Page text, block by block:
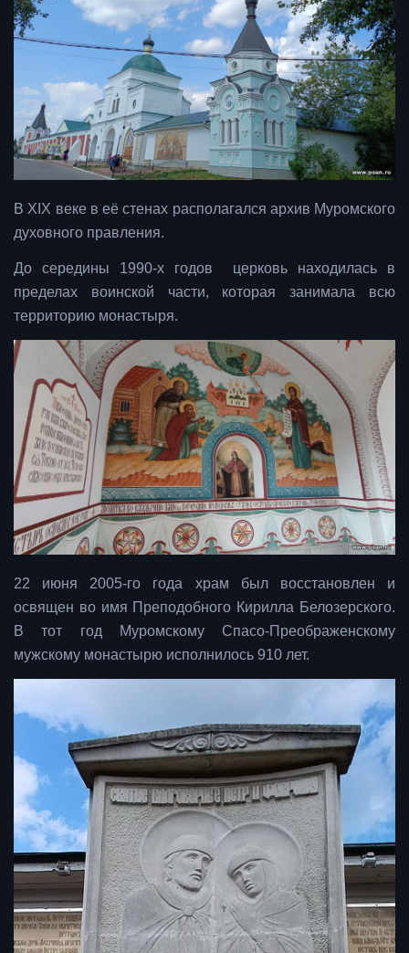
В XIX веке в её стенах располагался архив Муромского
духовного правления.
До середины 1990-х годов церковь находилась в
пределах воинской части, которая занимала всю
территорию монастыря.
22 июня 2005-го года храм был восстановлен и
освящен во имя Преподобного Кирилла Белозерского.
В тот год Муромскому Спасо-Преображенскому
мужскому монастырю исполнилось 910 лет.